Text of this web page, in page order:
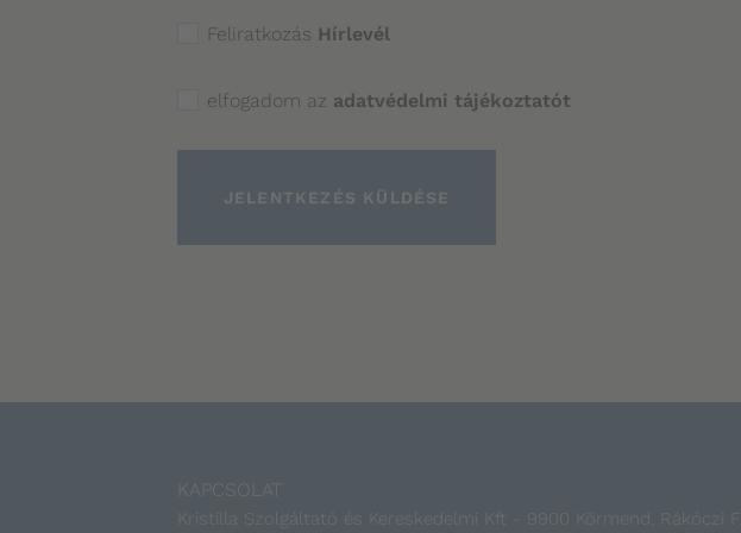
Feliratkozás Hírlevél
elfogadom az adatvédelmi tájékoztatót
JELENTKEZÉS KÜLDÉSE
KAPCSOLAT
Kristilla Szolgáltató és Kereskedelmi Kft - 9900 Körmend, Rákóczi F.